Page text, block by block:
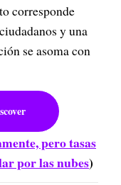
corresponde
y una
se asoma con
pero tasas
por las nubes)